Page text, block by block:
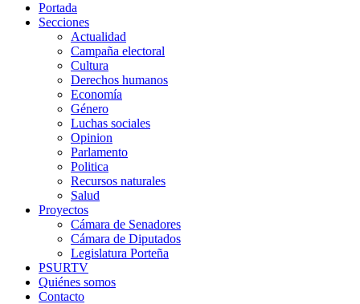
Portada
Secciones
Actualidad
Campaña electoral
Cultura
Derechos humanos
Economía
Género
Luchas sociales
Opinion
Parlamento
Politica
Recursos naturales
Salud
Proyectos
Cámara de Senadores
Cámara de Diputados
Legislatura Porteña
PSURTV
Quiénes somos
Contacto